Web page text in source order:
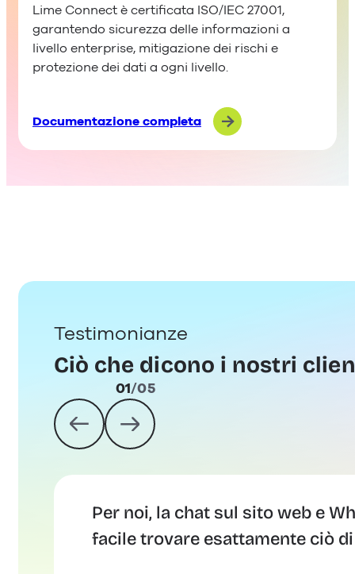
Lime Connect è certificata ISO/IEC 27001,
garantendo sicurezza delle informazioni a
livello enterprise, mitigazione dei rischi e
protezione dei dati a ogni livello.
Documentazione completa
Testimonianze
Ciò che dicono i nostri
02/05
Siamo rimasti particolarmente
Account Manager dedicato,